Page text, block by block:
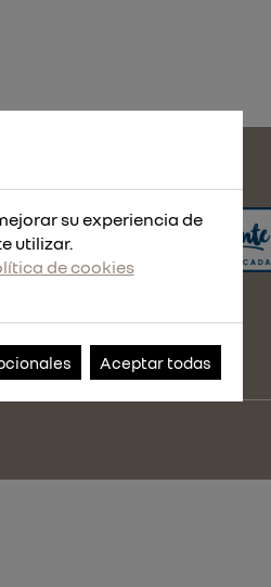
su experiencia de
utilizar.
de cookies
Aceptar todas